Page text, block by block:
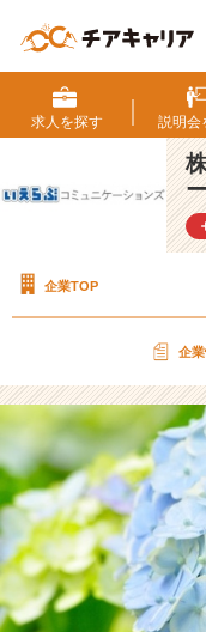
求人を探す 説明会
企業TOP
企